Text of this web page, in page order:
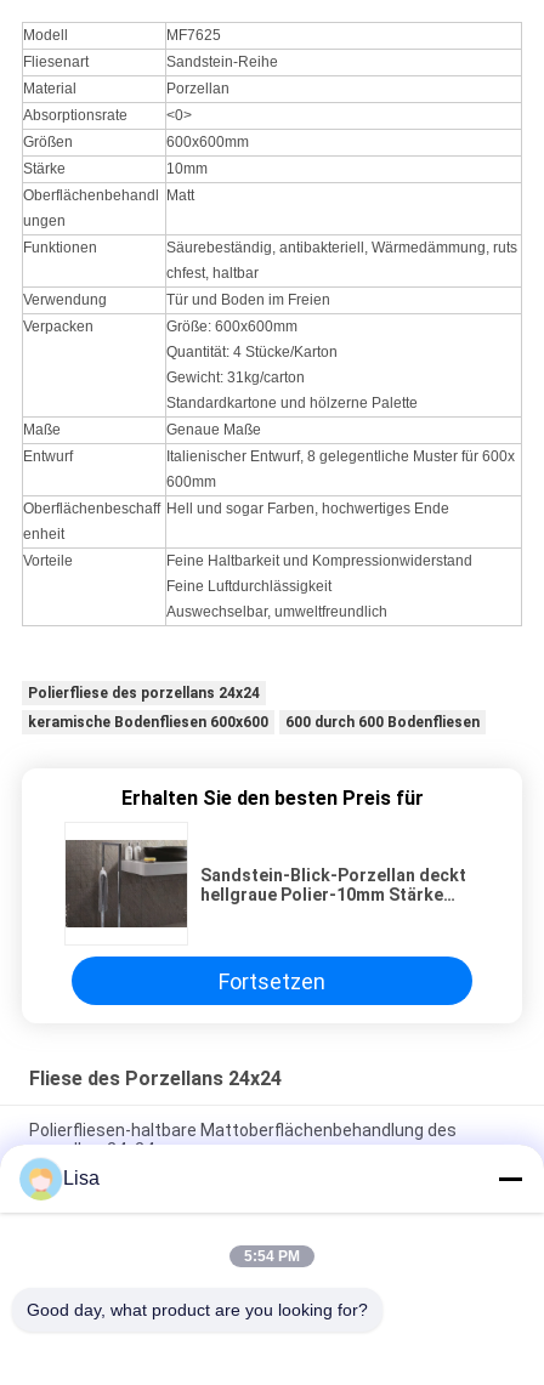
Modell
MF7625
Fliesenart
Sandstein-Reihe
Material
Porzellan
Absorptionsrate
<0>
Größen
600x600mm
Stärke
10mm
Oberflächenbehandl
ungen
Matt
Funktionen
Säurebeständig, antibakteriell, Wärmedämmung, ruts
chfest, haltbar
Verwendung
Tür und Boden im Freien
Verpacken
Größe: 600x600mm
Quantität: 4 Stücke/Karton
Gewicht: 31kg/carton
Standardkartone und hölzerne Palette
Maße
Genaue Maße
Entwurf
Italienischer Entwurf, 8 gelegentliche Muster für 600x
600mm
Oberflächenbeschaff
enheit
Hell und sogar Farben, hochwertiges Ende
Vorteile
Feine Haltbarkeit und Kompressionwiderstand
Feine Luftdurchlässigkeit
Auswechselbar, umweltfreundlich
Polierfliese des porzellans 24x24
keramische Bodenfliesen 600x600
600 durch 600 Bodenfliesen
Erhalten Sie den besten Preis für
Sandstein-Blick-Porzellan deckt
hellgraue Polier-10mm Stärke
Fortsetzen
Fliese des Porzellans 24x24
Polierfliesen-haltbare Mattoberflächenbehandlung des
porzellan-24x24
Porzellan-Fliesen-/Sandstein-Porzellan-Bodenfliesen 600*600
Millimeter des Sandstein-24x24
Gelbe Unglazed Porzellan-Fliese für blinde warnende
Lisa
5:54 PM
Good day, what product are you looking for?